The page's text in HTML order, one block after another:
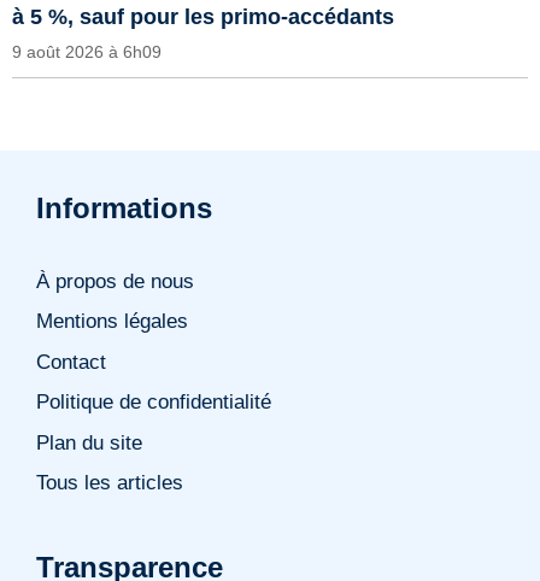
à 5 %, sauf pour les primo-accédants
9 août 2026 à 6h09
Informations
À propos de nous
Mentions légales
Contact
Politique de confidentialité
Plan du site
Tous les articles
Transparence